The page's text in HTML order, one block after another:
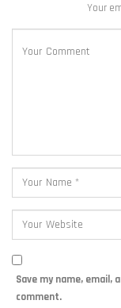
Your
Save my name,
comment.